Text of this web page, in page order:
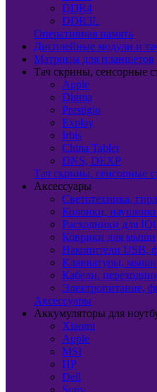
DDR4
DDR3L
Оперативная память
Дисплейные модули и
Матрицы для планшетов
Тач скрины, сенсорные
Apple
Digma
Prestigio
Explay
Irbis
China Tablet
DNS, DEXP
Тач скрины, сенсорные
Аксессуары
Светотехника,
Колонки,
Расходники для
Коврики для мыши
Накопители USB,
Клавиатуры, мыши
Кабели,
Электропитание,
Аксессуары
Аккумуляторы для
Xiaomi
Apple
MSI
HP
Dell
Sony